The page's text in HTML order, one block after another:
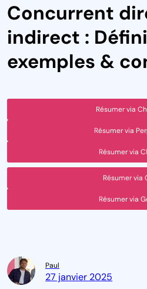
Concurrent
indirect :
exemples &
Résumer via
Résumer via
Résumer via
Résumer via
Résumer via
Paul
27 janvier 2025